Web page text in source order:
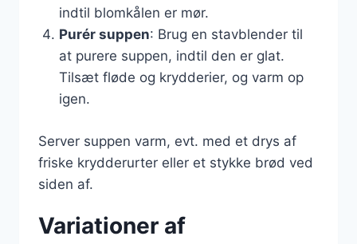
indtil blomkålen er mør.
Purér suppen: Brug en stavblender til
at purere suppen, indtil den er glat.
Tilsæt fløde og krydderier, og varm op
igen.
Server suppen varm, evt. med et drys af
friske krydderurter eller et stykke brød ved
siden af.
Variationer af